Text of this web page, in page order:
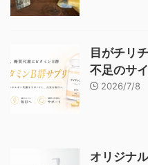
目がチリ
不足のサ
2026/7/8
オリジナ